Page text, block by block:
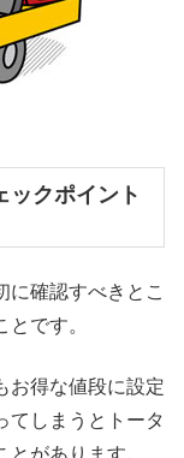
ックポイント
に確認すべきとこ
とです。
お得な値段に設定
てしまうとトータ
があります。